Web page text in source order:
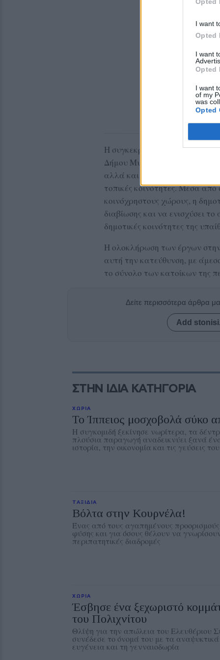
I want
Opted
I want
Opted
I want
of my
was
Opted
Η συγκεκριμένη παρέμβαση
Δήμου Μυτιλήνης για τη
αλλά και για την
τοπικές κοινότητες. Μέσα από
κοινόχρηστους χώρους, η
διαβίωσης και να ενισχύσει
δημοτικές κοινότητες της
Η ολοκλήρωση των έργων
αυτή την κατεύθυνση, με
το σύνολο των κατοίκων της
Δείτε περισσότερα άρθρα
Add
ΣΤΗΝ ΙΔΙΑ ΚΑΤΗΓΟΡΙΑ
ΧΩΡΙΑ
Το Ίππειος μοσχοβολά σύκο
Η συγκομιδή ξεκίνησε νωρίτερα, τα
πλούσια παραγωγή αναδεικνύει ξανά
ιστορία, την οικονομία και τις γεύσεις
ΤΑΞΙΔΙΑ
Βόλτα στην Κουρνέλα!
Ένας από τους αγαπημένους προορισμούς
φύσης και για όσους θέλουν να
περιπατητικές διαδρομές
ΧΩΡΙΑ
Έσβησε ένα ξεχωριστό
του Πολιχνίτου
Θλίψη για την απώλεια του Ελευθέριου
συνέδεσε το όνομά του με τα
ευγένεια και τη γενναιοδωρία